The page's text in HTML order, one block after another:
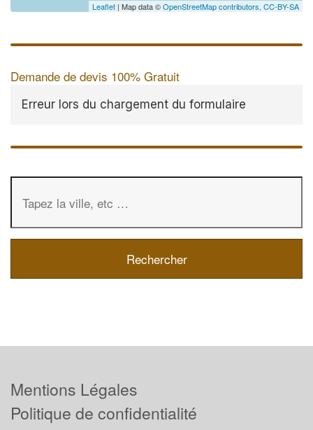
Leaflet | Map data ©OpenStreetMap contributors, CC-BY-SA
Demande de devis 100% Gratuit
Erreur lors du chargement du formulaire
Mentions Légales
Politique de confidentialité